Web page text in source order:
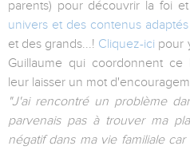
parents) pour découvrir la foi
univers et des contenus adaptés
et des grands...! Cliquez-ici pour
Guillaume qui coordonnent
leur laisser un mot
"J'ai rencontré un problème
parvenais pas à trouver ma
négatif dans ma vie familiale